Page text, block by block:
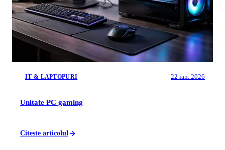
IT & LAPTOPURI 22 ian. 2026
Unitate PC gaming
Citeste articolul